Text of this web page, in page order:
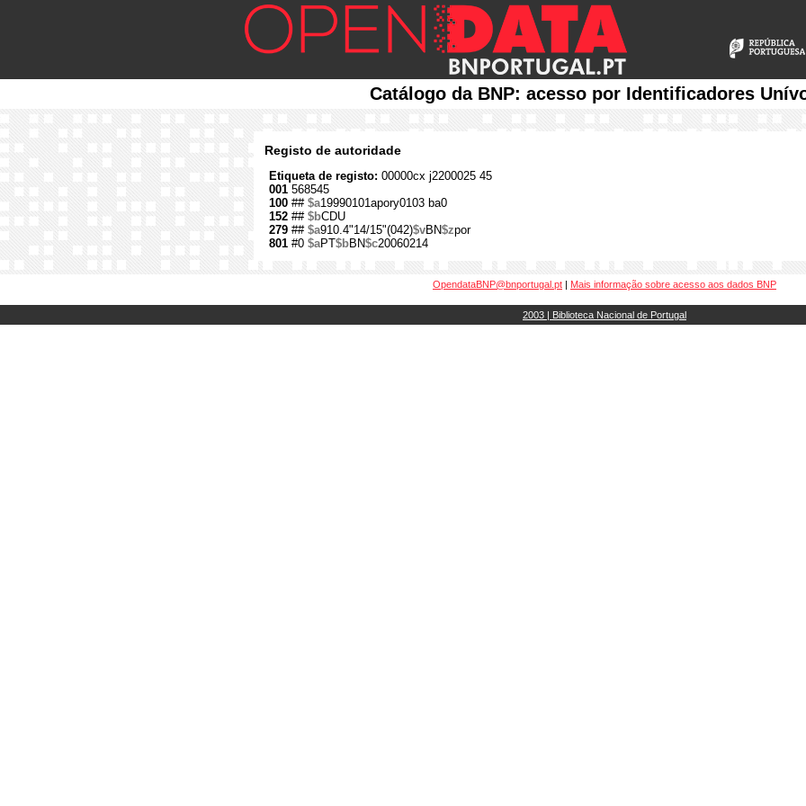
Catálogo da BNP: acesso por Identificadores
Registo de autoridade
Etiqueta de registo: 00000cx j2200025 45
001 568545
100 ## $a19990101apory0103 ba0
152 ## $bCDU
279 ## $a910.4"14/15"(042)$vBN$zpor
801 #0 $aPT$bBN$c20060214
OpendataBNP@bnportugal.pt | Mais informação sobre acesso aos dados BNP
2003 | Biblioteca Nacional de Portugal